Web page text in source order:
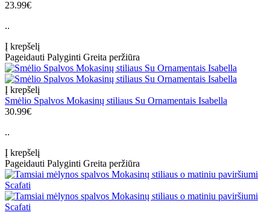
23.99€
..
Į krepšelį
Pageidauti Palyginti Greita peržiūra
Į krepšelį
Smėlio Spalvos Mokasinų stiliaus Su Ornamentais Isabella
30.99€
..
Į krepšelį
Pageidauti Palyginti Greita peržiūra